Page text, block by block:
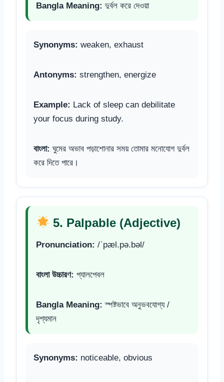
Bangla Meaning: দুর্বল করে দেওয়া
Synonyms: weaken, exhaust
Antonyms: strengthen, energize
Example: Lack of sleep can debilitate
your focus during study.
বাংলা: ঘুমের অভাব পড়াশোনার সময় তোমার মনোযোগ দুর্বল
করে দিতে পারে।
5. Palpable (Adjective)
Pronunciation: /ˈpæl.pə.bəl/
বাংলা উচ্চারণ: প্যালপেবল
Bangla Meaning: স্পষ্টভাবে অনুভবযোগ্য /
দৃশ্যমান
Synonyms: noticeable, obvious